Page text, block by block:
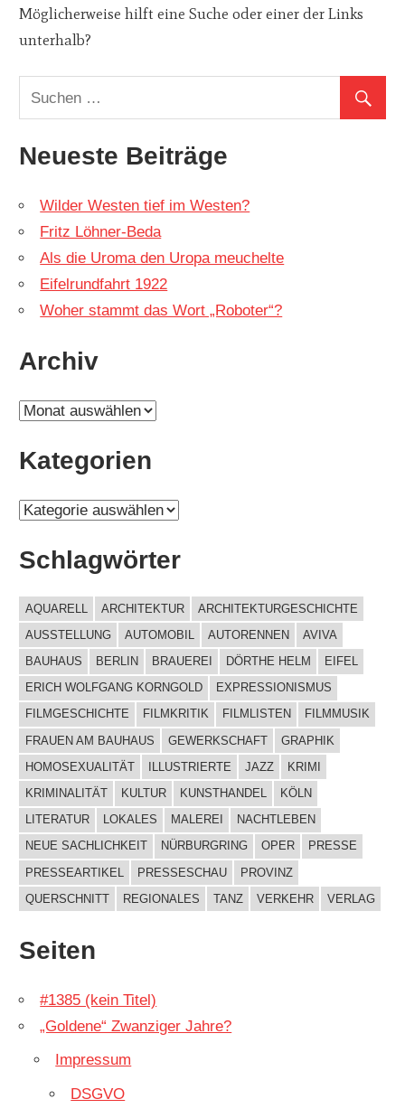
Möglicherweise hilft eine Suche oder einer der Links
unterhalb?
Neueste Beiträge
Wilder Westen tief im Westen?
Fritz Löhner-Beda
Als die Uroma den Uropa meuchelte
Eifelrundfahrt 1922
Woher stammt das Wort „Roboter“?
Archiv
A
c
Kategorien
K
t
g
o
e
n
Schlagwörter
AQUARELL ARCHITEKTUR
ARCHITEKTURGESCHICHTE
AUSSTELLUNG
AUTOMOBIL AUTORENNEN
AVIVA
BAUHAUS
BERLIN BRAUEREI DÖRTHE HELM
EIFEL
ERICH WOLFGANG KORNGOLD
EXPRESSIONISMUS
FILMGESCHICHTE
FILMKRITIK FILMLISTEN
FILMMUSIK
FRAUEN AM BAUHAUS
GEWERKSCHAFT
GRAPHIK
HOMOSEXUALITÄT
ILLUSTRIERTE JAZZ
KRIMI
KRIMINALITÄT
KULTUR KUNSTHANDEL
KÖLN
LITERATUR
LOKALES MALEREI
NACHTLEBEN
NEUE SACHLICHKEIT
NÜRBURGRING OPER
PRESSE
PRESSEARTIKEL
PRESSESCHAU
PROVINZ
QUERSCHNITT
REGIONALES TANZ VERKEHR VERLAG
Seiten
#1385 (kein Titel)
„Goldene“ Zwanziger Jahre?
Impressum
DSGVO